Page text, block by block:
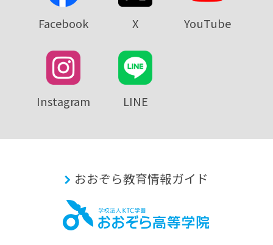
Facebook X YouTube
Instagram LINE
おおぞら教育情報ガイド